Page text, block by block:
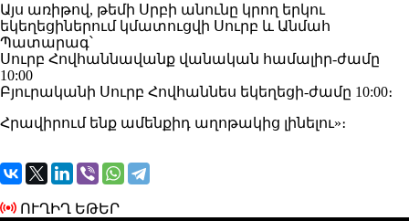
Այս առիթով, թեմի Սրբի անունը կրող երկու
եկեղեցիներում կմատուցվի Սուրբ և Անմահ
Պատարագ՝
Սուրբ Հովհաննավանք վանական համալիր-ժամը
10:00
Բյուրականի Սուրբ Հովհաննես եկեղեցի-ժամը 10:00։
Հրավիրում ենք ամենքիդ աղոթակից լինելու»։
ՈՒՂԻՂ ԵԹԵՐ